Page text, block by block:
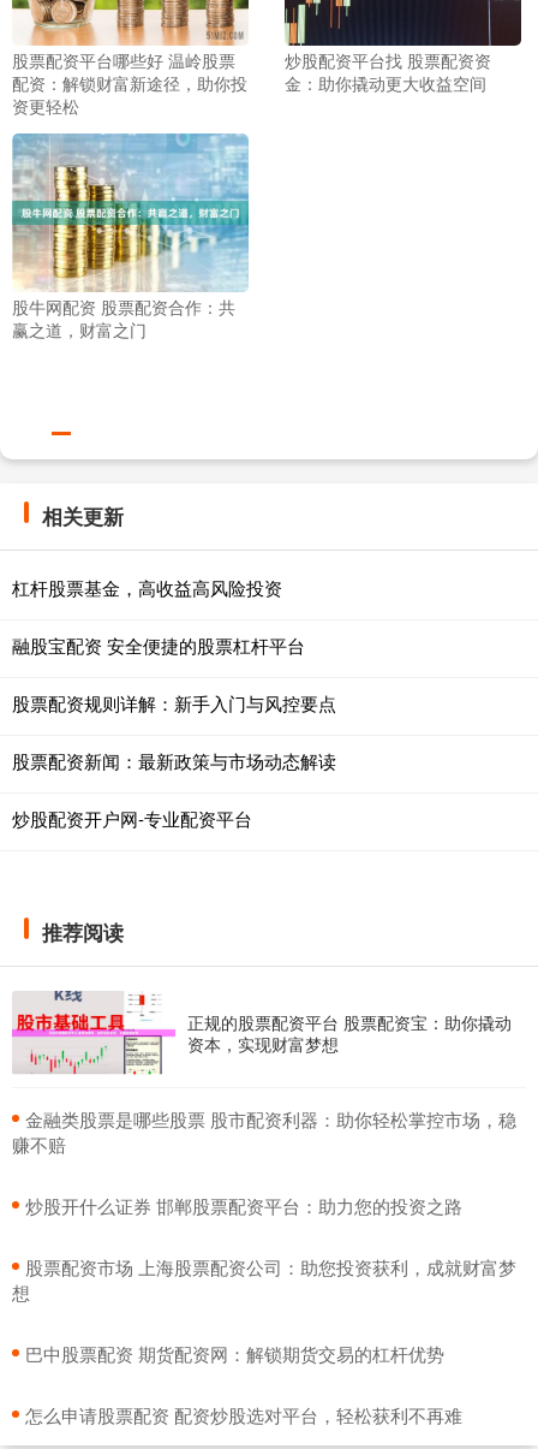
股票配资平台哪些好 温岭股票
配资：解锁财富新途径，助你投
资更轻松
炒股配资平台找 股票配资资
金：助你撬动更大收益空间
股牛网配资 股票配资合作：共
赢之道，财富之门
相关更新
杠杆股票基金，高收益高风险投资
融股宝配资 安全便捷的股票杠杆平台
股票配资规则详解：新手入门与风控要点
股票配资新闻：最新政策与市场动态解读
炒股配资开户网-专业配资平台
推荐阅读
正规的股票配资平台 股票配资宝：助你撬动
资本，实现财富梦想
​金融类股票是哪些股票 股市配资利器：助你轻松掌控市场，稳
赚不赔
​炒股开什么证券 邯郸股票配资平台：助力您的投资之路
​股票配资市场 上海股票配资公司：助您投资获利，成就财富梦
想
​巴中股票配资 期货配资网：解锁期货交易的杠杆优势
​怎么申请股票配资 配资炒股选对平台，轻松获利不再难